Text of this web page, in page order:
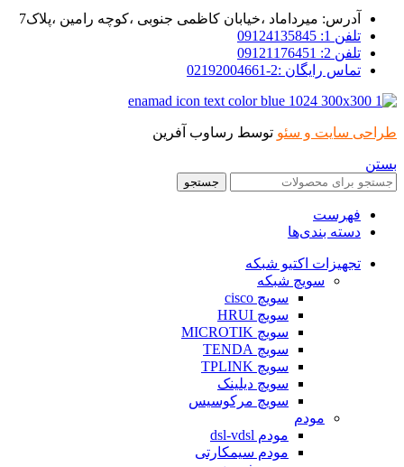
آدرس: میرداماد ،خیابان کاظمی جنوبی ،کوچه رامین ،پلاک7
تلفن 1: 09124135845
تلفن 2: 09121176451
تماس رایگان :2-02192004661
طراحی سایت و سئو توسط رساوب آفرین
بستن
جستجو
فهرست
دسته بندی‌ها
تجهیزات اکتیو شبکه
سویچ شبکه
سویچ cisco
سویچ HRUI
سویچ MICROTIK
سویچ TENDA
سویچ TPLINK
سویچ دیلینک
سویچ مرکوسیس
مودم
مودم dsl-vdsl
مودم سیمکارتی